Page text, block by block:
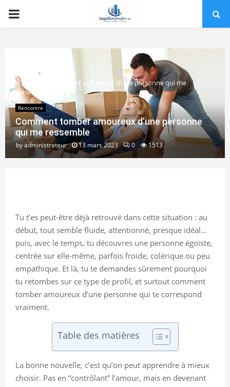
PRIMARY
Rencontre
Comment tomber amoureux d’une personne qui me
ressemble
Rencontre
Comment tomber amoureux d’une personne
qui me ressemble
byadministrateur 13 mars 2023 0 1513
Tu t’es peut-être déjà retrouvé dans cette situation : au
début, tout semble fluide, attentionné, presque idéal…
puis, avec le temps, tu découvres une personne égoïste,
centrée sur elle-même, parfois froide, colérique ou peu
empathique. Et là, tu te demandes sûrement pourquoi
tu retombes sur ce type de profil, et surtout comment
tomber amoureux d’une personne qui te correspond
vraiment.
Table des matières
La bonne nouvelle, c’est qu’on peut apprendre à mieux
choisir. Pas en “contrôlant” l’amour, mais en devenant